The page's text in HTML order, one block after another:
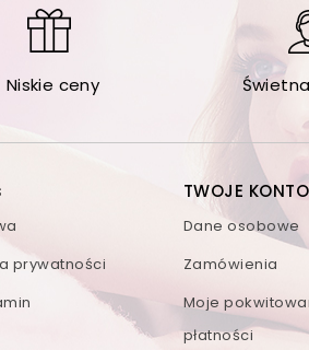
Niskie ceny
prywatności
TWOJE KONTO
Dane osobowe
Zamówienia
Moje
płatności